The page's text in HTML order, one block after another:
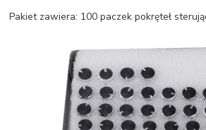
Pakiet zawiera: 100 paczek pokręteł